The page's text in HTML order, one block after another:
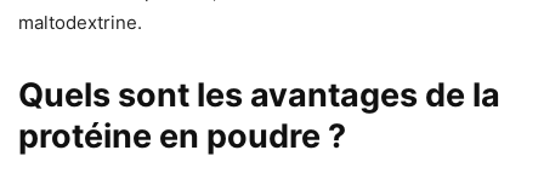
maltodextrine.
Quels sont les avantages de la
protéine en poudre ?